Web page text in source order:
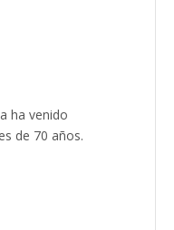
ha venido
de 70 años.